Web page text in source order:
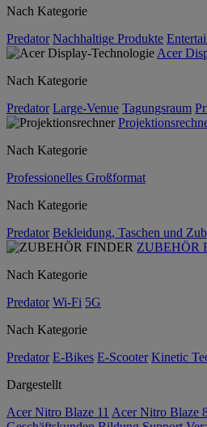
Nach Kategorie
Predator Nachhaltige Produkte
Acer
Nach Kategorie
Predator Large-Venue Tagungsraum
Nach Kategorie
Professionelles Großformat
Nach Kategorie
Predator Bekleidung, Taschen und
ZUBEHÖR
Nach Kategorie
Predator Wi-Fi 5G
Nach Kategorie
Predator E-Bikes E-Scooter Kinetic
Dargestellt
Acer Nitro Blaze 11 Acer Nitro Blaze